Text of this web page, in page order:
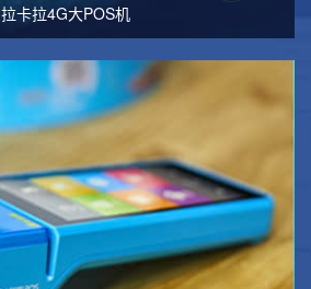
拉卡拉4G大POS机